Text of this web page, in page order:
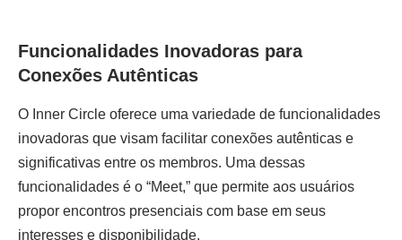
Funcionalidades Inovadoras para
Conexões Autênticas
O Inner Circle oferece uma variedade de funcionalidades
inovadoras que visam facilitar conexões autênticas e
significativas entre os membros. Uma dessas
funcionalidades é o “Meet,” que permite aos usuários
propor encontros presenciais com base em seus
interesses e disponibilidade.